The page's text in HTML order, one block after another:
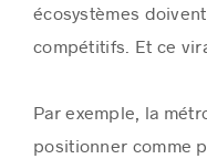
écosystèmes
compétitifs. Et ce
Par exemple, la
positionner comme